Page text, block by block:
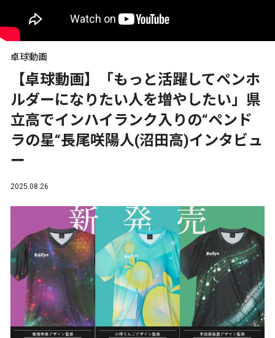
卓球動画
【卓球動画】「もっと活躍してペンホ
ルダーになりたい人を増やしたい」県
立高でインハイランク入りの“ペンド
ラの星“長尾咲陽人(沼田高)インタビュ
ー
2025.08.26